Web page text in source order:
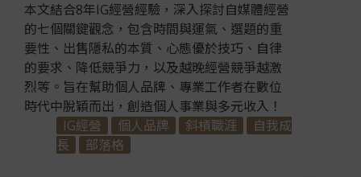
本文結合8年IG經營經驗，深入探討自媒體經營
的七個關鍵觀念，包含時間與運氣、選題的重
要性、出售隱私的本質、心態優於技巧、自律
的要求、降低競爭力，以及越晚經營競爭越激
烈等。旨在幫助個人品牌、專業工作者在數位
時代中脫穎而出，創造個人事業與多元收入！
IG經營
個人品牌 斜槓職涯
自我成
長
部落格